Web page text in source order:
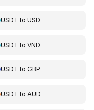
USDT toUSD
USDT toVND
USDT toGBP
USDT to AUD